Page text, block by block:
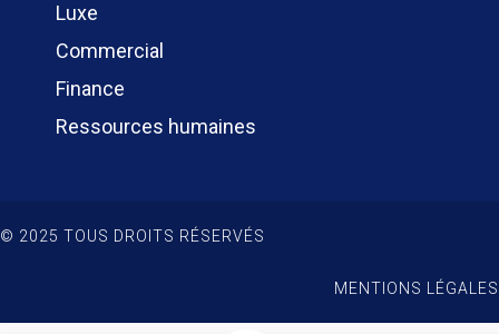
Luxe
Commercial
Finance
Ressources humaines
© 2025 TOUS DROITS RÉSERVÉS
MENTIONS LÉGALES